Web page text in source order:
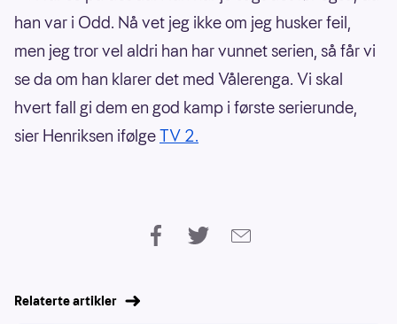
han var i Odd. Nå vet jeg ikke om jeg husker feil,
men jeg tror vel aldri han har vunnet serien, så får vi
se da om han klarer det med Vålerenga. Vi skal
hvert fall gi dem en god kamp i første serierunde,
sier Henriksen ifølgeTV 2.
Relaterte artikler